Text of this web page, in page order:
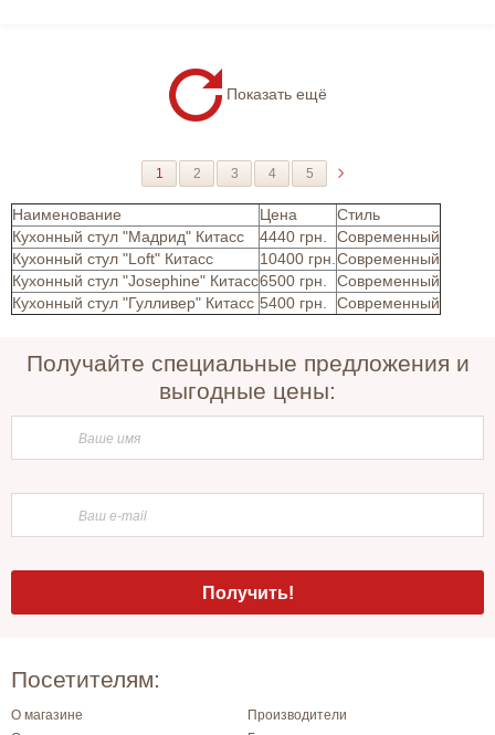
Показать ещё
1 2 3 4 5
Наименование Цена
Стиль
Кухонный стул "Мадрид" Китасс
4440 грн.
Современный
Кухонный стул "Loft" Китасс
10400 грн. Современный
Кухонный стул "Josephine" Китасс6500 грн.
Современный
Кухонный стул "Гулливер" Китасс 5400 грн. Современный
Получайте специальные предложения и
выгодные цены:
Посетителям:
О магазине
Производители